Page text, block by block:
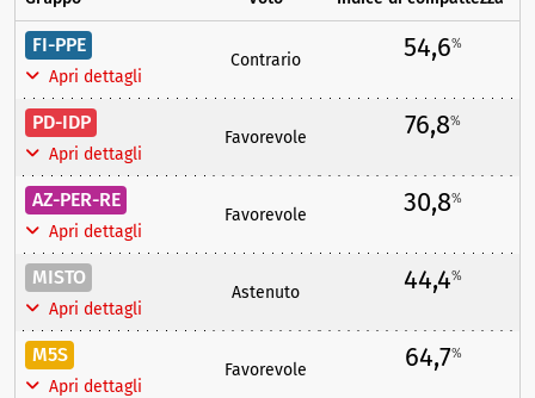
FI-PPE
Apri dettagli
Contrario 54,6%
PD-IDP
Apri dettagli
Favorevole 76,8%
AZ-PER-RE
Apri dettagli
Favorevole 30,8%
MISTO
Apri dettagli
Astenuto 44,4%
M5S
Apri dettagli
Favorevole 64,7%